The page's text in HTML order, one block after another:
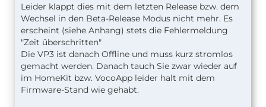
Leider klappt dies mit dem letzten Release bzw. dem
Wechsel in den Beta-Release Modus nicht mehr. Es
erscheint (siehe Anhang) stets die Fehlermeldung
"Zeit überschritten"
Die VP3 ist danach Offline und muss kurz stromlos
gemacht werden. Danach tauch Sie zwar wieder auf
im HomeKit bzw. VocoApp leider halt mit dem
Firmware-Stand wie gehabt.